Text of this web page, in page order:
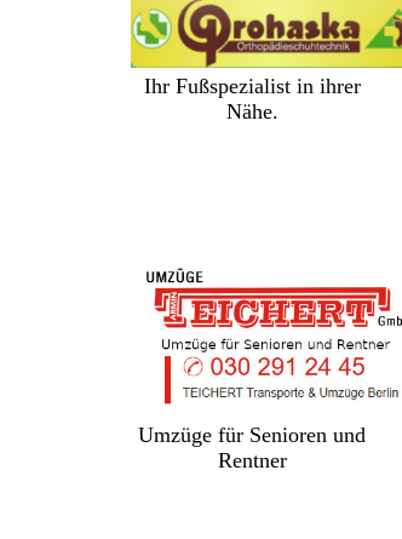
Ihr Fußspezialist in ihrer
Nähe.
Umzüge für Senioren und
Rentner